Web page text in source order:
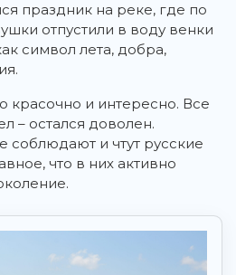
праздник на реке, где по
отпустили в воду венки
символ лета, добра,
и интересно. Все
– остался доволен.
соблюдают и чтут русские
что в них активно